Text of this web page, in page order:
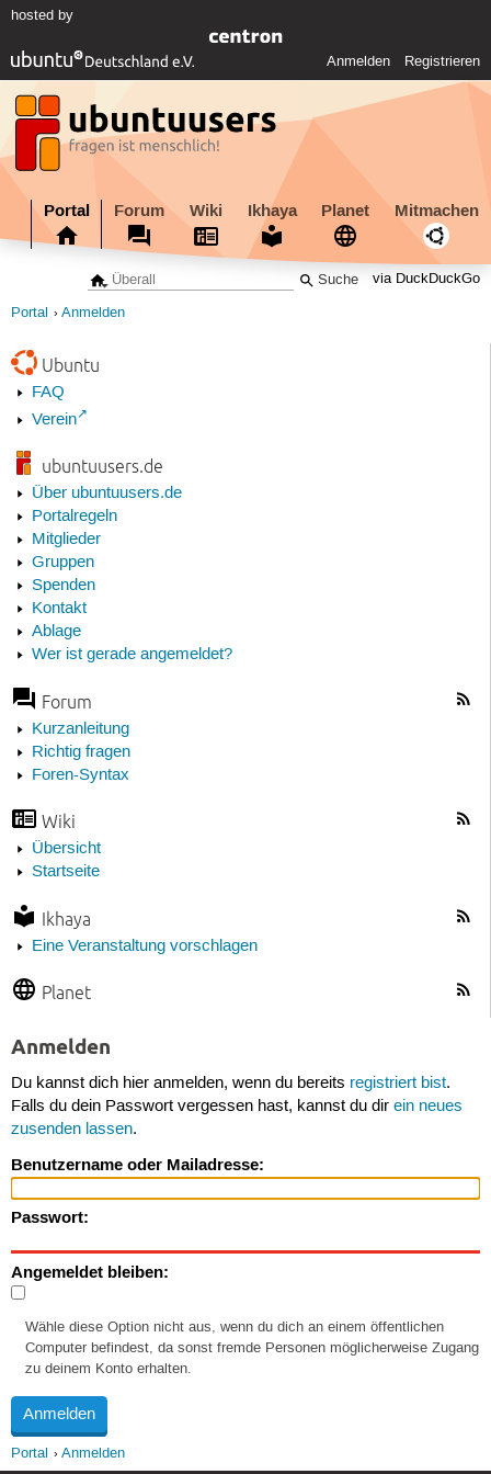
hosted by
Anmelden Registrieren
Portal Forum Wiki Ikhaya Planet Mitmachen
via DuckDuckGo
Portal Anmelden
Ubuntu
FAQ
Verein
ubuntuusers.de
Über ubuntuusers.de
Portalregeln
Mitglieder
Gruppen
Spenden
Kontakt
Ablage
Wer ist gerade angemeldet?
Forum
Kurzanleitung
Richtig fragen
Foren-Syntax
Wiki
Übersicht
Startseite
Ikhaya
Eine Veranstaltung vorschlagen
Planet
Anmelden
Du kannst dich hier anmelden, wenn du bereits registriert bist.
Falls du dein Passwort vergessen hast, kannst du dir ein neues
zusenden lassen.
Benutzername oder Mailadresse:
Passwort:
Angemeldet bleiben:
Wähle diese Option nicht aus, wenn du dich an einem öffentlichen
Computer befindest, da sonst fremde Personen möglicherweise Zugang
zu deinem Konto erhalten.
Portal Anmelden